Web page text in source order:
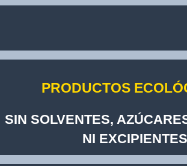
PRODUCTOS
SIN SOLVENTES,
NI EXCIPIENTES